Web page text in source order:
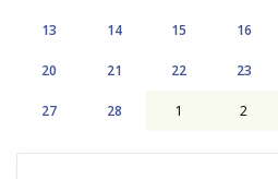
13 14 15 16
20 21 22 23
27 28 1 2